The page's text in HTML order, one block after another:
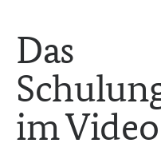
Das
im Video